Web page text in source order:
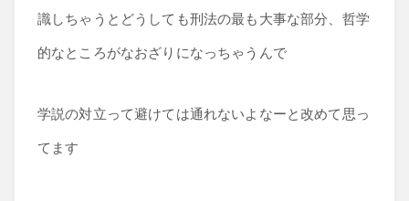
識しちゃうとどうしても刑法の最も大事な部分、哲学
的なところがなおざりになっちゃうんで
学説の対立って避けては通れないよなーと改めて思っ
てます